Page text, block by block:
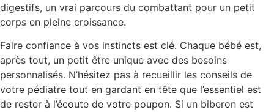
digestifs, un vrai parcours du combattant pour un petit
corps en pleine croissance.
Faire confiance à vos instincts est clé. Chaque bébé est,
après tout, un petit être unique avec des besoins
personnalisés. N’hésitez pas à recueillir les conseils de
votre pédiatre tout en gardant en tête que l’essentiel est
de rester à l’écoute de votre poupon. Si un biberon est